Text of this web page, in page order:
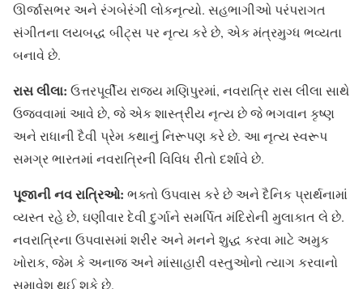
ઊર્જાસભર અને રંગબેરંગી લોકનૃત્યો. સહભાગીઓ પરંપરાગત
સંગીતના લયબદ્ધ બીટ્સ પર નૃત્ય કરે છે, એક મંત્રમુગ્ધ ભવ્યતા
બનાવે છે.
રાસ લીલા: ઉત્તરપૂર્વીય રાજ્ય મણિપુરમાં, નવરાત્રિ રાસ લીલા સાથે
ઉજવવામાં આવે છે, જે એક શાસ્ત્રીય નૃત્ય છે જે ભગવાન કૃષ્ણ
અને રાધાની દૈવી પ્રેમ કથાનું નિરૂપણ કરે છે. આ નૃત્ય સ્વરૂપ
સમગ્ર ભારતમાં નવરાત્રિની વિવિધ રીતો દર્શાવે છે.
પૂજાની નવ રાત્રિઓ: ભક્તો ઉપવાસ કરે છે અને દૈનિક પ્રાર્થનામાં
વ્યસ્ત રહે છે, ઘણીવાર દેવી દુર્ગાને સમર્પિત મંદિરોની મુલાકાત લે છે.
નવરાત્રિના ઉપવાસમાં શરીર અને મનને શુદ્ધ કરવા માટે અમુક
ખોરાક, જેમ કે અનાજ અને માંસાહારી વસ્તુઓનો ત્યાગ કરવાનો
સમાવેશ થઈ શકે છે.